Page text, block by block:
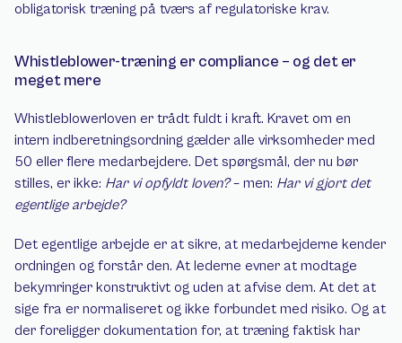
obligatorisk træning på tværs af regulatoriske krav.
Whistleblower-træning er compliance – og det er
meget mere
Whistleblowerloven er trådt fuldt i kraft. Kravet om en
intern indberetningsordning gælder alle virksomheder med
50 eller flere medarbejdere. Det spørgsmål, der nu bør
stilles, er ikke: Har vi opfyldt loven? – men: Har vi gjort det
egentlige arbejde?
Det egentlige arbejde er at sikre, at medarbejderne kender
ordningen og forstår den. At lederne evner at modtage
bekymringer konstruktivt og uden at afvise dem. At det at
sige fra er normaliseret og ikke forbundet med risiko. Og at
der foreligger dokumentation for, at træning faktisk har